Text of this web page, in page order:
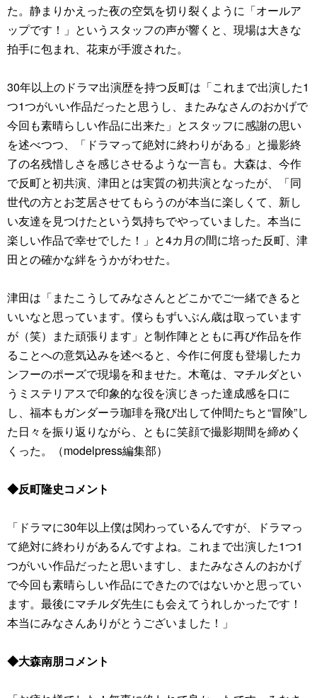
た。静まりかえった夜の空気を切り裂くように「オールア
ップです！」というスタッフの声が響くと、現場は大きな
拍手に包まれ、花束が手渡された。
30年以上のドラマ出演歴を持つ反町は「これまで出演した1
つ1つがいい作品だったと思うし、またみなさんのおかげで
今回も素晴らしい作品に出来た」とスタッフに感謝の思い
を述べつつ、「ドラマって絶対に終わりがある」と撮影終
了の名残惜しさを感じさせるような一言も。大森は、今作
で反町と初共演、津田とは実質の初共演となったが、「同
世代の方とお芝居させてもらうのが本当に楽しくて、新し
い友達を見つけたという気持ちでやっていました。本当に
楽しい作品で幸せでした！」と4カ月の間に培った反町、津
田との確かな絆をうかがわせた。
津田は「またこうしてみなさんとどこかでご一緒できると
いいなと思っています。僕らもずいぶん歳は取っています
が（笑）また頑張ります」と制作陣とともに再び作品を作
ることへの意気込みを述べると、今作に何度も登場したカ
ンフーのポーズで現場を和ませた。木竜は、マチルダとい
うミステリアスで印象的な役を演じきった達成感を口に
し、福本もガンダーラ珈琲を飛び出して仲間たちと“冒険”し
た日々を振り返りながら、ともに笑顔で撮影期間を締めく
くった。（modelpress編集部）
◆反町隆史コメント
「ドラマに30年以上僕は関わっているんですが、ドラマっ
て絶対に終わりがあるんですよね。これまで出演した1つ1
つがいい作品だったと思いますし、またみなさんのおかげ
で今回も素晴らしい作品にできたのではないかと思ってい
ます。最後にマチルダ先生にも会えてうれしかったです！
本当にみなさんありがとうございました！」
◆大森南朋コメント